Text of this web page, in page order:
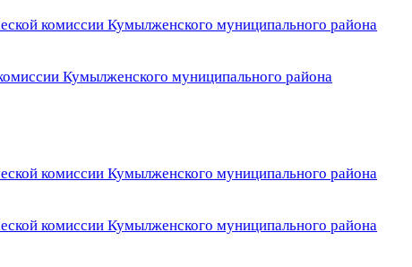
комиссии Кумылженского муниципального района
Кумылженского муниципального района
комиссии Кумылженского муниципального района
комиссии Кумылженского муниципального района